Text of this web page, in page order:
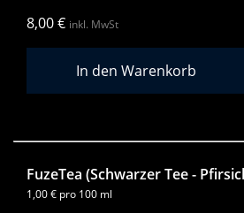
8,00€ inkl. MwSt
FuzeTea (Schwarzer Tee -
1,00€ pro 100 ml